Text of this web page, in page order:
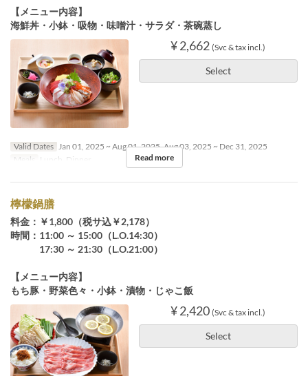
【メニュー内容】
海鮮丼・小鉢・吸物・味噌汁・サラダ・茶碗蒸し
¥ 2,662 (Svc & tax incl.)
Select
Valid Dates
Jan 01, 2025 ~ Aug 01, 2025, Aug 03, 2025 ~ Dec 31, 2025
Meals
Lunch, Dinner Read more
檸檬鍋膳
料金：￥1,800（税サ込￥2,178）
時間：11:00 ～ 15:00（L.O.14:30）
17:30 ～ 21:30（L.O.21:00）
【メニュー内容】
もち豚・野菜色々・小鉢・漬物・じゃこ飯
¥ 2,420 (Svc & tax incl.)
Select